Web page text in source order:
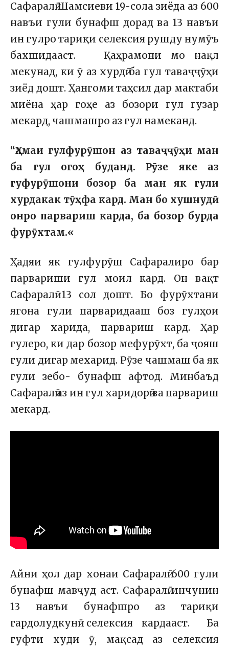
Сафаралӣ Шамсиеви 19-сола зиёда аз 600
навъи гули бунафш дорад ва 13 навъи
ин гулро тариқи селексия рушду нумӯъ
бахшидааст. Қаҳрамони мо нақл
мекунад, ки ӯ аз хурдӣ ба гул таваҷҷӯҳи
зиёд дошт. Ҳангоми таҳсил дар мактаби
миёна ҳар гоҳе аз бозори гул гузар
мекард, чашмашро аз гул намеканд.
“Ҳамаи гулфурӯшон аз таваҷҷӯҳи ман
ба гул огоҳ буданд. Рӯзе яке аз
гуфурӯшони бозор ба ман як гули
хурдакак тӯҳфа кард. Ман бо хушнудӣ
онро парвариш карда, ба бозор бурда
фурӯхтам.«
Ҳадяи як гулфурӯш Сафаралиро бар
парвариши гул моил кард. Он вақт
Сафаралӣ 13 сол дошт. Бо фурӯхтани
ягона гули парваридааш боз гулҳои
дигар харида, парвариш кард. Ҳар
гулеро, ки дар бозор мефурӯхт, ба ҷояш
гули дигар мехарид. Рӯзе чашмаш ба як
гули зебо- бунафш афтод. Минбаъд
Сафаралӣ аз ин гул харидорӣ ва парвариш
мекард.
Айни ҳол дар хонаи Сафаралӣ 600 гули
бунафш мавҷуд аст. Сафаралӣ инчунин
13 навъи бунафшро аз тариқи
гардолудкунӣ селексия кардааст. Ба
гуфти худи ӯ, мақсад аз селексия